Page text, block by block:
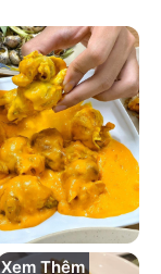
Xem Thêm